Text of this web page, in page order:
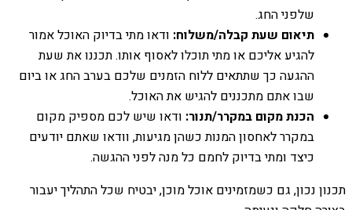
שלפני החג.
תיאום שעת קבלה/משלוח: ודאו מתי בדיוק האוכל אמור
להגיע אליכם או מתי תוכלו לאסוף אותו. תכננו את שעת
ההגעה כך שתתאים ללוח הזמנים שלכם בערב החג או ביום
שבו אתם מתכננים להגיש את האוכל.
הכנת מקום במקרר/תנור: ודאו שיש לכם מספיק מקום
במקרר לאחסון המנות כשהן מגיעות, וודאו שאתם יודעים
כיצד ומתי בדיוק לחמם כל מנה לפני ההגשה.
תכנון נכון, גם כשמזמינים אוכל מוכן, יבטיח שכל התהליך יעבור